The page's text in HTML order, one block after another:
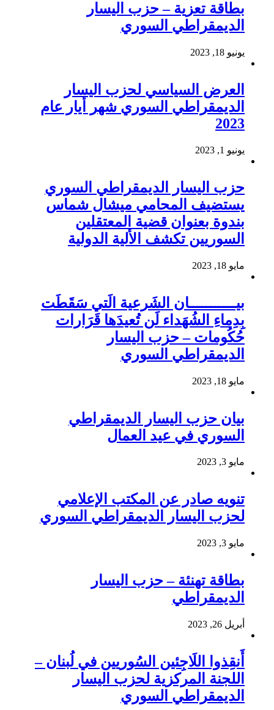
بطاقة تعزية – حزب اليسار
الديمقراطي السوري
يونيو 18, 2023
العرض السياسي لحزب اليسار
الديمقراطي السوري شهر أيار عام
2023
يونيو 1, 2023
حزب اليسار الديمقراطي السوري
يستضيف المحامي ميشال شماس
بندوة بعنوان قضية المعتقلين
السوريين تكشف الألية الدولية
مايو 18, 2023
بيـــــــــــان الشَرعية الَتي سَقَطَت
بِدِماءِ الشُهَداء لَن تُعيدَها قَرَارات
حُكُومات – حزب اليسار
الديمقراطي السوري
مايو 18, 2023
بيان حزب اليسار الديمقراطي
السوري في عيد العمال
مايو 3, 2023
تنويه صادر عن المكتب الإعلامي
لحزب اليسار الديمقراطي السوري
مايو 3, 2023
بطاقة تهنئة – حزب اليسار
الديمقراطي
أبريل 26, 2023
أَنقِذوا اللَاجِئين السُوريين في لُبنان –
اللجنة المركزية لحزب اليسار
الديمقراطي السوري